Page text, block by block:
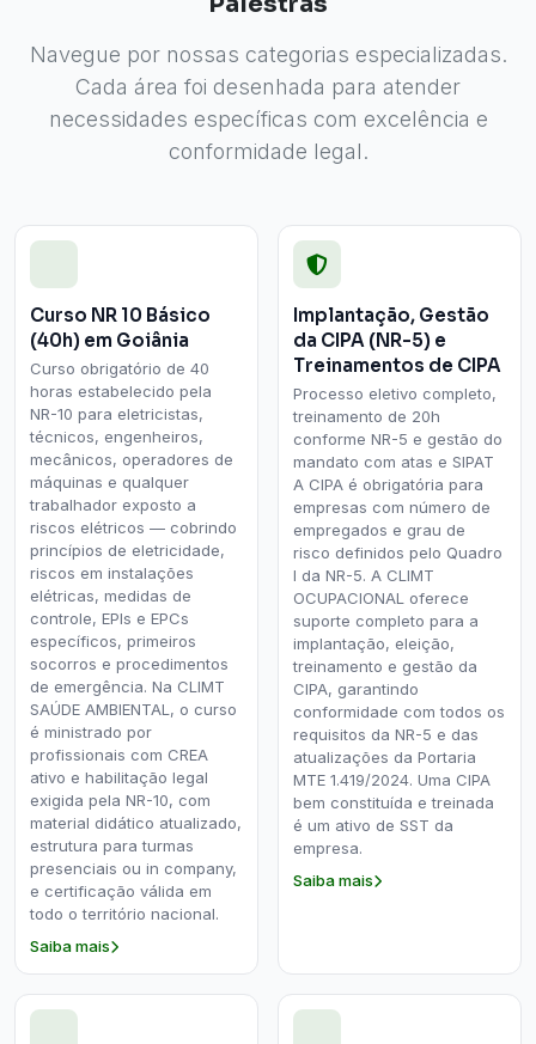
Navegue por nossas categorias especializadas.
Cada área foi desenhada para atender
necessidades específicas com excelência e
conformidade legal.
Curso NR 10 Básico
(40h) em Goiânia
Curso obrigatório de 40
horas estabelecido pela
NR-10 para eletricistas,
técnicos, engenheiros,
mecânicos, operadores de
máquinas e qualquer
trabalhador exposto a
riscos elétricos — cobrindo
princípios de eletricidade,
riscos em instalações
elétricas, medidas de
controle, EPIs e EPCs
específicos, primeiros
socorros e procedimentos
de emergência. Na CLIMT
SAÚDE AMBIENTAL, o curso
é ministrado por
profissionais com CREA
ativo e habilitação legal
exigida pela NR-10, com
material didático atualizado,
estrutura para turmas
presenciais ou in company,
e certificação válida em
todo o território nacional.
Saiba mais
Implantação, Gestão
da CIPA (NR-5) e
Treinamentos de CIPA
Processo eletivo completo,
treinamento de 20h
conforme NR-5 e gestão do
mandato com atas e SIPAT
A CIPA é obrigatória para
empresas com número de
empregados e grau de
risco definidos pelo Quadro
I da NR-5. A CLIMT
OCUPACIONAL oferece
suporte completo para a
implantação, eleição,
treinamento e gestão da
CIPA, garantindo
conformidade com todos os
requisitos da NR-5 e das
atualizações da Portaria
MTE 1.419/2024. Uma CIPA
bem constituída e treinada
é um ativo de SST da
empresa.
Saiba mais